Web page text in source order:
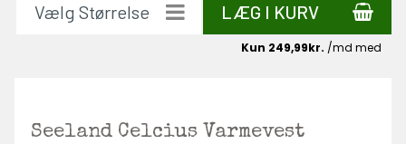
LÆG I KURV
Seeland Celcius Varmevest